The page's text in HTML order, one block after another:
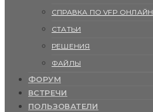
СПРАВКА ПО VFP ОНЛАЙН
СТАТЬИ
РЕШЕНИЯ
ФАЙЛЫ
ФОРУМ
ВСТРЕЧИ
ПОЛЬЗОВАТЕЛИ